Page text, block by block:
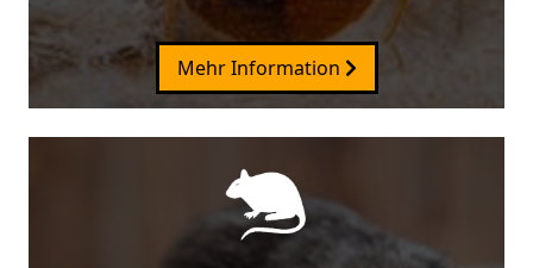
Mehr Information